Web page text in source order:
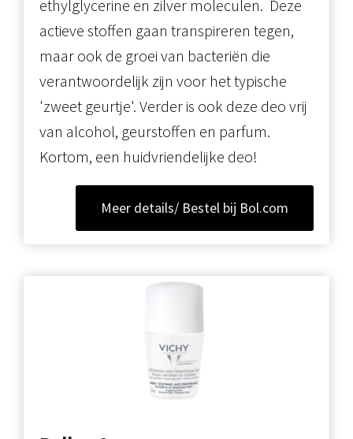
ethylglycerine en zilver moleculen. Deze
actieve stoffen gaan transpireren tegen,
maar ook de groei van bacteriën die
verantwoordelijk zijn voor het typische
'zweet geurtje'. Verder is ook deze deo vrij
van alcohol, geurstoffen en parfum.
Kortom, een huidvriendelijke deo!
Meer details/ Bestel bij Bol.com